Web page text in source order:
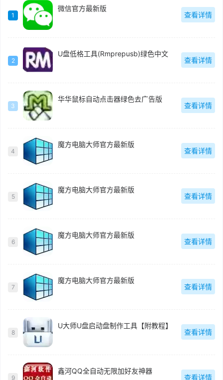
1
微信官方最新版
查看详情
2
U盘低格工具(Rmprepusb)绿色中文
查看详情
3
华华鼠标自动点击器绿色去广告版
查看详情
4
魔方电脑大师官方最新版
查看详情
5
魔方电脑大师官方最新版
查看详情
6
魔方电脑大师官方最新版
查看详情
7
魔方电脑大师官方最新版
查看详情
8
U大师U盘启动盘制作工具【附教程】
查看详情
9
鑫河QQ全自动无限加好友神器
查看详情